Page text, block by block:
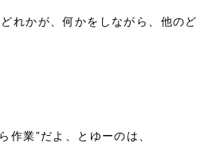
れかが、何かをしながら、他のど
作業”だよ、とゆーのは、